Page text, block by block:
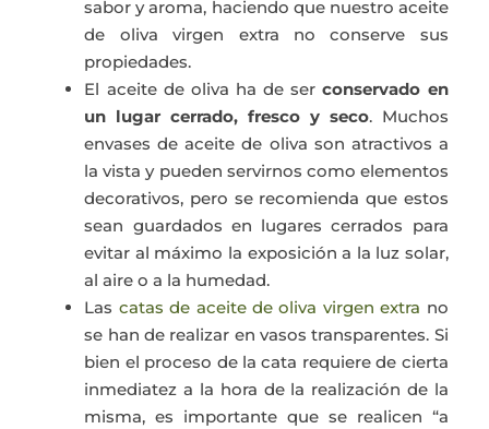
sabor y aroma, haciendo que nuestro aceite
de oliva virgen extra no conserve sus
propiedades.
El aceite de oliva ha de serconservado en
un lugar cerrado, fresco y seco. Muchos
envases de aceite de oliva son atractivos a
la vista y pueden servirnos como elementos
decorativos, pero se recomienda que estos
sean guardados en lugares cerrados para
evitar al máximo la exposición a la luz solar,
al aire o a la humedad.
Las catas de aceite de oliva virgen extra no
se han de realizar en vasos transparentes. Si
bien el proceso de la cata requiere de cierta
inmediatez a la hora de la realización de la
misma, es importante que se realicen “a